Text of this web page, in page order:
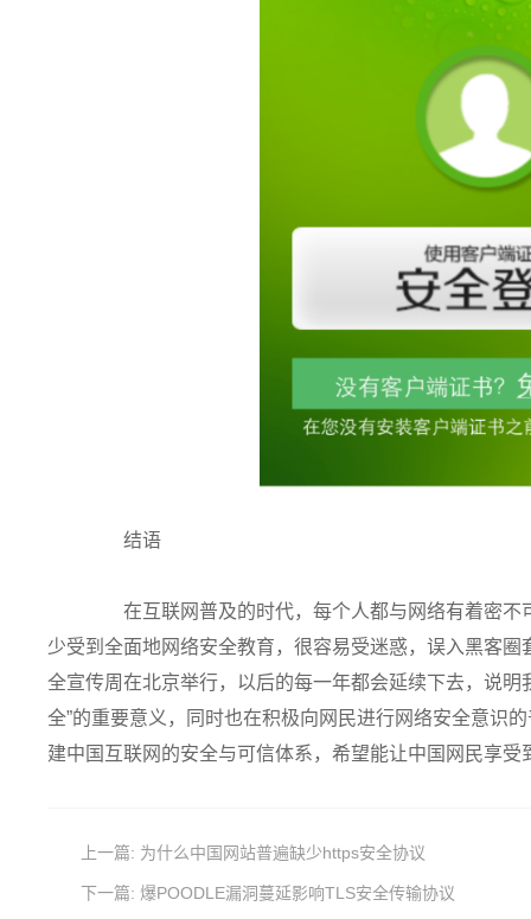
结语
在互联网普及的时代，每个人都与网络有着密不
少受到全面地网络安全教育，很容易受迷惑，误入黑客
全宣传周在北京举行，以后的每一年都会延续下去，说
全”的重要意义，同时也在积极向网民进行网络安全意识
建中国互联网的安全与可信体系，希望能让中国网民享
上一篇: 为什么中国网站普遍缺少https安全协议
下一篇: 爆POODLE漏洞蔓延影响TLS安全传输协议